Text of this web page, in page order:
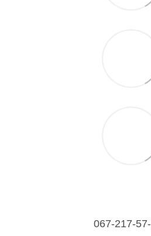
067-217-